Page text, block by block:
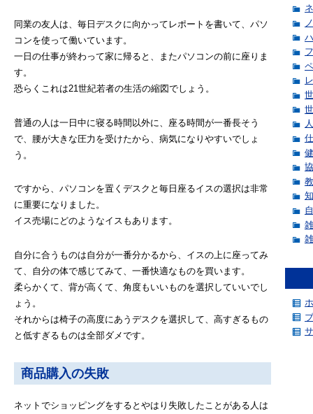
同業の友人は、毎日デスクに向かってレポートを書いて、パソ
コンを使って働いています。
一日の仕事が終わって家に帰ると、またパソコンの前に座りま
す。
恐らくこれは21世紀若者の生活の縮図でしょう。
普通の人は一日中に寝る時間以外に、座る時間が一番長そう
で、腰が大きな圧力を受けたから、病気になりやすいでしょ
う。
ですから、パソコンを置くデスクと毎日座るイスの選択は非常
に重要になりました。
イス売場にどのようなイスもあります。
自分に合うものは自分が一番分かるから、イスの上に座ってみ
て、自分の体で感じてみて、一番快適なものを買います。
柔らかくて、背が高くて、角度もいいものを選択していいでし
ょう。
それからは椅子の高度にあうデスクを選択して、高すぎるもの
と低すぎるものは全部ダメです。
商品購入の失敗
ネットでショッピングをするとやはり失敗したことがある人は